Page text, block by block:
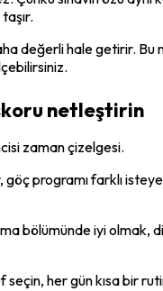
değerli hale getirir.
netleştirin
zaman çizelgesi.
programı farklı
bölümünde iyi
her gün kısa bir